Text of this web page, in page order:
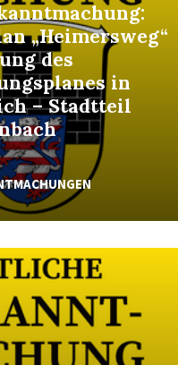
„Heimersweg“
des
in
– Stadtteil